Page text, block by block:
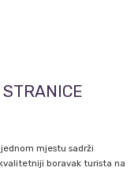
mjestu sadrži
boravak turista na